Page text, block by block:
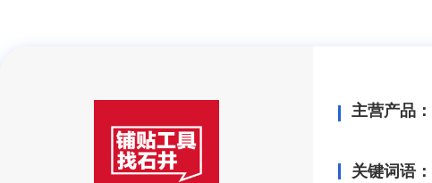
主营产品：
关键词语：